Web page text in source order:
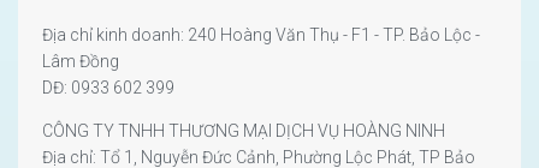
Địa chỉ kinh doanh: 240 Hoàng Văn Thụ - F1 - TP. Bảo Lộc -
Lâm Đồng
DĐ: 0933 602 399
CÔNG TY TNHH THƯƠNG MẠI DỊCH VỤ HOÀNG NINH
Địa chỉ: Tổ 1, Nguyễn Đức Cảnh, Phường Lộc Phát, TP Bảo